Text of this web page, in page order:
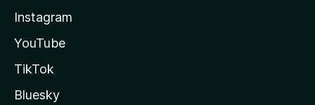
Instagram
YouTube
TikTok
Bluesky